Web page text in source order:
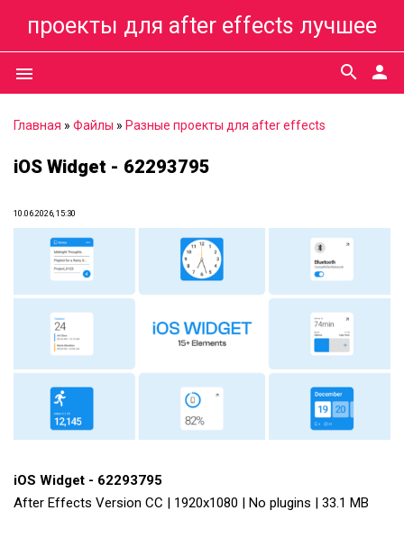
проекты для after effects лучшее
menu person
search
Главная » Файлы » Разные проекты для after effects
iOS Widget - 62293795
10.06.2026, 15:30
iOS Widget - 62293795
After Effects Version CC | 1920x1080 | No plugins | 33.1 MB